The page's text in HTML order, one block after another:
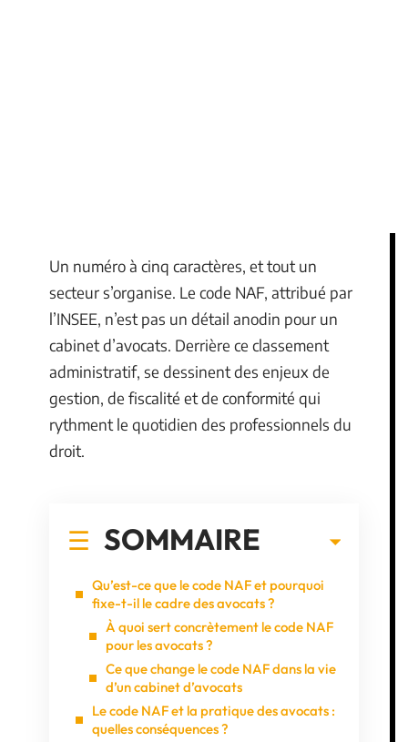
Un numéro à cinq caractères, et tout un
secteur s’organise. Le code NAF, attribué par
l’INSEE, n’est pas un détail anodin pour un
cabinet d’avocats. Derrière ce classement
administratif, se dessinent des enjeux de
gestion, de fiscalité et de conformité qui
rythment le quotidien des professionnels du
droit.
SOMMAIRE
Qu’est-ce que le code NAF et pourquoi
fixe-t-il le cadre des avocats ?
À quoi sert concrètement le code NAF
pour les avocats ?
Ce que change le code NAF dans la vie
d’un cabinet d’avocats
Le code NAF et la pratique des avocats :
quelles conséquences ?